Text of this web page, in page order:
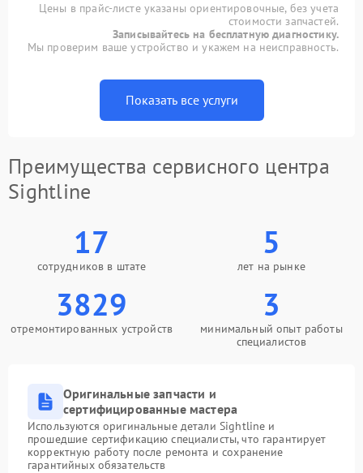
Цены в прайс-листе указаны ориентировочные, без учета
стоимости запчастей.
Записывайтесь на бесплатную диагностику.
Мы проверим ваше устройство и укажем на неисправность.
Показать все услуги
Преимущества сервисного центра
Sightline
17
сотрудников в штате
5
лет на рынке
3829
отремонтированных устройств
3
минимальный опыт работы
специалистов
Оригинальные запчасти и
сертифицированные мастера
Используются оригинальные детали Sightline и
прошедшие сертификацию специалисты, что гарантирует
корректную работу после ремонта и сохранение
гарантийных обязательств